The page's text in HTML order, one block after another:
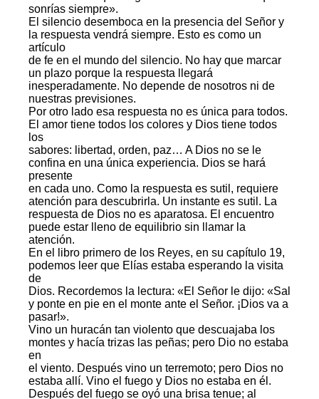
sonrías siempre».
El silencio desemboca en la presencia del Señor y
la respuesta vendrá siempre. Esto es como un
artículo
de fe en el mundo del silencio. No hay que marcar
un plazo porque la respuesta llegará
inesperadamente. No depende de nosotros ni de
nuestras previsiones.
Por otro lado esa respuesta no es única para todos.
El amor tiene todos los colores y Dios tiene todos
los
sabores: libertad, orden, paz… A Dios no se le
confina en una única experiencia. Dios se hará
presente
en cada uno. Como la respuesta es sutil, requiere
atención para descubrirla. Un instante es sutil. La
respuesta de Dios no es aparatosa. El encuentro
puede estar lleno de equilibrio sin llamar la
atención.
En el libro primero de los Reyes, en su capítulo 19,
podemos leer que Elías estaba esperando la visita
de
Dios. Recordemos la lectura: «El Señor le dijo: «Sal
y ponte en pie en el monte ante el Señor. ¡Dios va a
pasar!».
Vino un huracán tan violento que descuajaba los
montes y hacía trizas las peñas; pero Dio no estaba
en
el viento. Después vino un terremoto; pero Dios no
estaba allí. Vino el fuego y Dios no estaba en él.
Después del fuego se oyó una brisa tenue; al